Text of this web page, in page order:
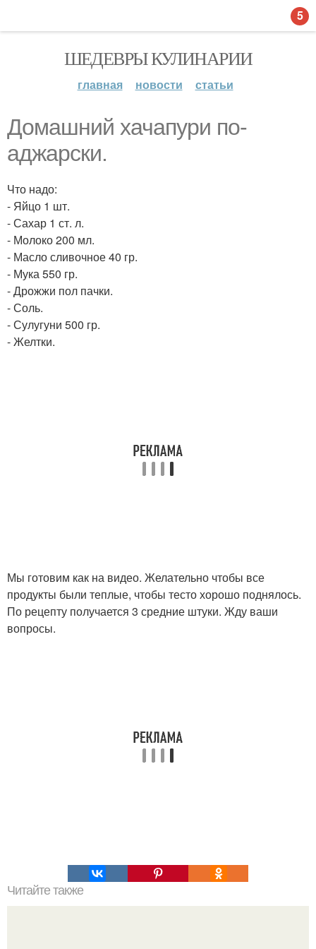
ШЕДЕВРЫ КУЛИНАРИИ
главная новости статьи
Домашний хачапури по-
аджарски.
Что надо:
- Яйцо 1 шт.
- Сахар 1 ст. л.
- Молоко 200 мл.
- Масло сливочное 40 гр.
- Мука 550 гр.
- Дрожжи пол пачки.
- Соль.
- Сулугуни 500 гр.
- Желтки.
Мы готовим как на видео. Желательно чтобы все
продукты были теплые, чтобы тесто хорошо поднялось.
По рецепту получается 3 средние штуки. Жду ваши
вопросы.
Читайте также
5